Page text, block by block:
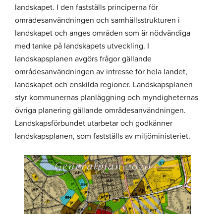
landskapet. I den fastställs principerna för
områdesanvändningen och samhällsstrukturen i
landskapet och anges områden som är nödvändiga
med tanke på landskapets utveckling. I
landskapsplanen avgörs frågor gällande
områdesanvändningen av intresse för hela landet,
landskapet och enskilda regioner. Landskapsplanen
styr kommunernas planläggning och myndigheternas
övriga planering gällande områdesanvändningen.
Landskapsförbundet utarbetar och godkänner
landskapsplanen, som fastställs av miljöministeriet.